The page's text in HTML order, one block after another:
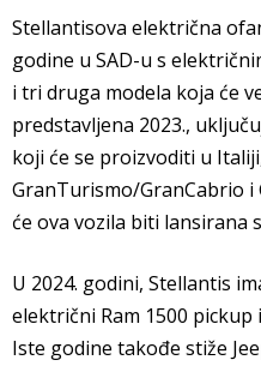
Stellantisova električna
godine u SAD-u s
i tri druga modela koja će
predstavljena 2023.,
koji će se proizvoditi u
GranTurismo/GranCabrio i
će ova vozila biti lansirana
U 2024. godini, Stellantis
električni Ram 1500 pickup
Iste godine takođe stiže